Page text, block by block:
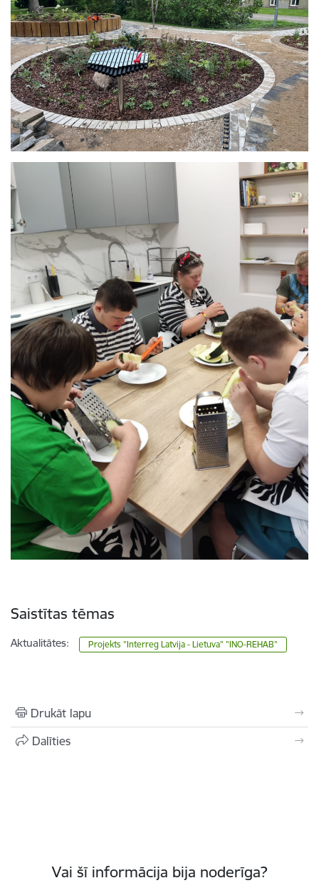
Saistītas tēmas
Aktualitātes: Projekts "Interreg Latvija - Lietuva" "INO-REHAB"
Drukāt lapu
Dalīties
Vai šī informācija bija noderīga?